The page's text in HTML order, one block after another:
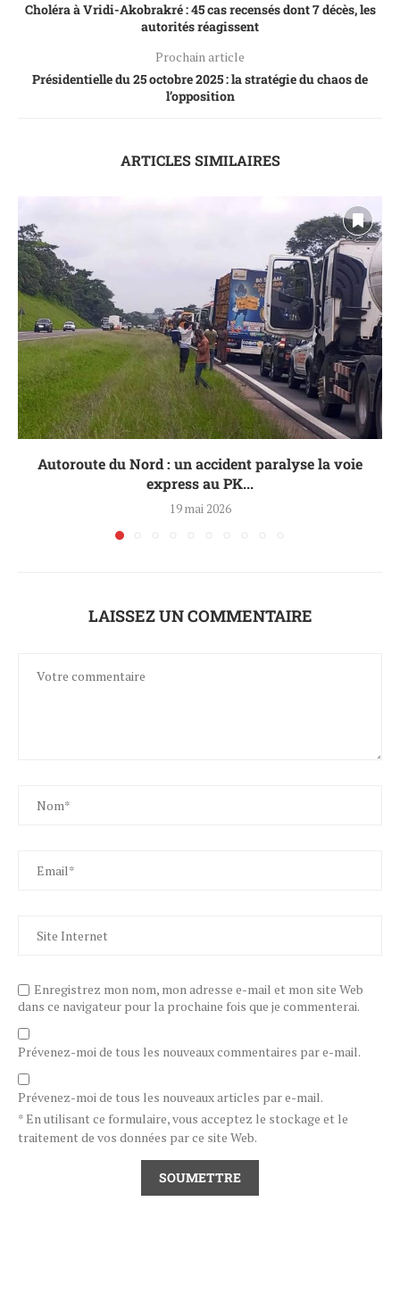
Choléra à Vridi-Akobrakré : 45 cas recensés dont 7 décès, les
autorités réagissent
Prochain article
Présidentielle du 25 octobre 2025 : la stratégie du chaos de
l’opposition
ARTICLES SIMILAIRES
Autoroute du Nord : un accident paralyse la voie
express au PK...
19 mai 2026
LAISSEZ UN COMMENTAIRE
Enregistrez mon nom, mon adresse e-mail et mon site Web
dans ce navigateur pour la prochaine fois que je commenterai.
Prévenez-moi de tous les nouveaux commentaires par e-mail.
Prévenez-moi de tous les nouveaux articles par e-mail.
* En utilisant ce formulaire, vous acceptez le stockage et le
traitement de vos données par ce site Web.